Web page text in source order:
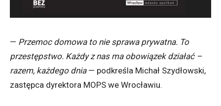
— Przemoc domowa to nie sprawa prywatna. To
przestępstwo. Każdy z nas ma obowiązek działać –
razem, każdego dnia — podkreśla Michał Szydłowski,
zastępca dyrektora MOPS we Wrocławiu.